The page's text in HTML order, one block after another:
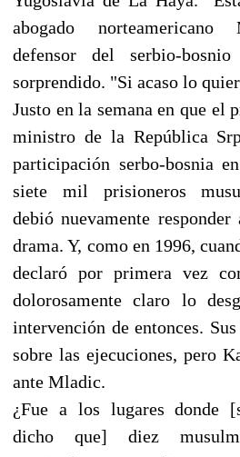
abogado norteamericano
defensor del serbio-
sorprendido. "Si acaso lo
Justo en la semana en que el
ministro de la República
participación serbo-bosnia
siete mil prisioneros
debió nuevamente
drama. Y, como en 1996,
declaró por primera vez
dolorosamente claro lo
intervención de entonces.
sobre las ejecuciones, pero
ante Mladic.
¿Fue a los lugares donde
dicho que] diez